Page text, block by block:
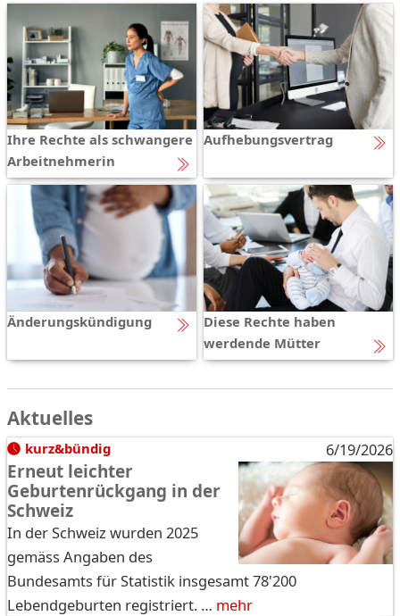
Ihre Rechte als schwangere
Arbeitnehmerin
Aufhebungsvertrag
Änderungskündigung
Diese Rechte haben
werdende Mütter
Aktuelles
kurz&bündig 6/19/2026
Erneut leichter
Geburtenrückgang in der
Schweiz
In der Schweiz wurden 2025
gemäss Angaben des
Bundesamts für Statistik insgesamt 78'200
Lebendgeburten registriert. … mehr